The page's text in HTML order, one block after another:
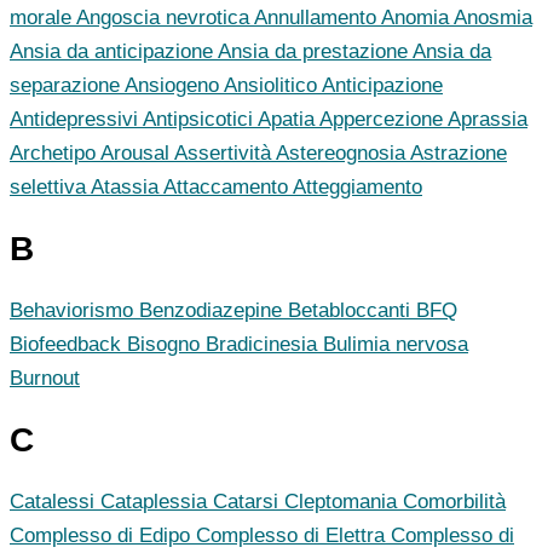
morale Angoscia nevroticaAnnullamento AnomiaAnosmia
Ansia da anticipazione Ansia da prestazione Ansia da
separazione Ansiogeno Ansiolitico Anticipazione
Antidepressivi Antipsicotici ApatiaAppercezione Aprassia
Archetipo Arousal AssertivitàAstereognosiaAstrazione
selettivaAtassiaAttaccamento Atteggiamento
B
Behaviorismo Benzodiazepine Betabloccanti BFQ
Biofeedback Bisogno Bradicinesia Bulimia nervosa
Burnout
C
Catalessi Cataplessia Catarsi Cleptomania Comorbilità
Complesso di Edipo Complesso di Elettra Complesso di